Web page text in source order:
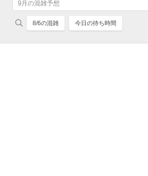
8/6の混雑 今日の待ち時間